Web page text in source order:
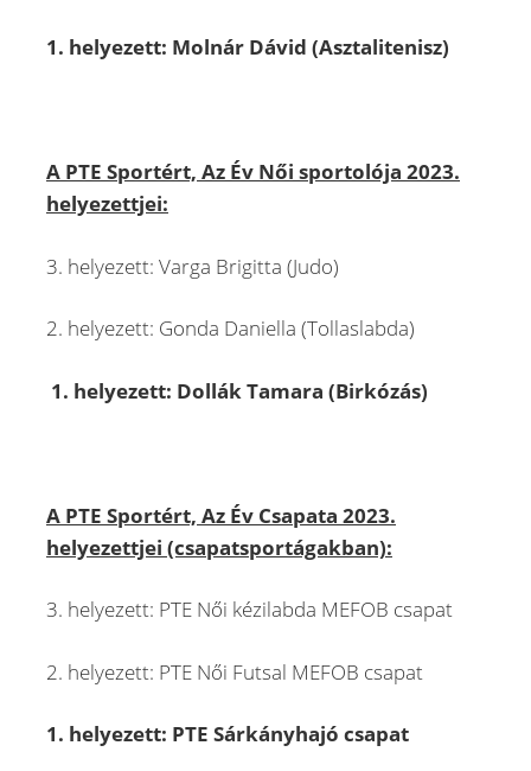
1. helyezett: Molnár Dávid (Asztalitenisz)
A PTE Sportért, Az Év Női sportolója 2023.
helyezettjei:
3. helyezett: Varga Brigitta (Judo)
2. helyezett: Gonda Daniella (Tollaslabda)
1. helyezett: Dollák Tamara (Birkózás)
A PTE Sportért, Az Év Csapata 2023.
helyezettjei (csapatsportágakban):
3. helyezett: PTE Női kézilabda MEFOB csapat
2. helyezett: PTE Női Futsal MEFOB csapat
1. helyezett: PTE Sárkányhajó csapat